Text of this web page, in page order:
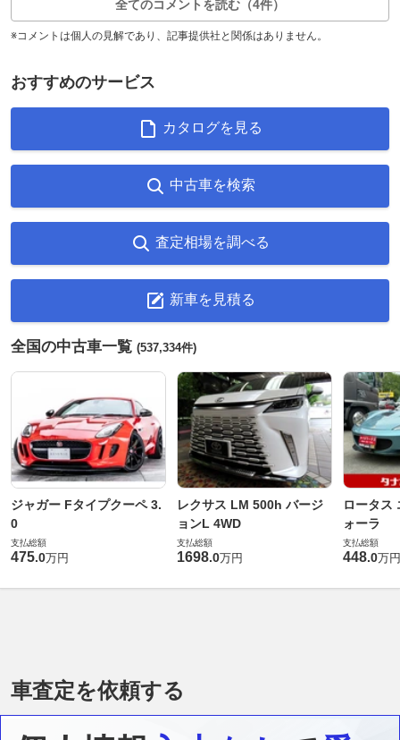
全てのコメントを読む（4件）
※コメントは個人の見解であり、記事提供社と関係はありません。
おすすめのサービス
カタログを見る
中古車を検索
査定相場を調べる
新車を見積る
全国の中古車一覧 (537,334件)
ジャガー Fタイプクーペ 3.
0
支払総額
475.0万円
レクサス LM 500h バージ
ョンL 4WD
支払総額
1698.0万円
ロータス
ォーラ
支払総額
448.0万円
車査定を依頼する